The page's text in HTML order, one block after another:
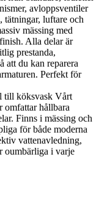
avloppsventiler
tätningar, luftare och
mässing med
Alla delar är
prestanda,
du kan reparera
Perfekt för
till köksvask Vårt
omfattar hållbara
Finns i mässing och
för både moderna
vattenavledning,
oumbärliga i varje